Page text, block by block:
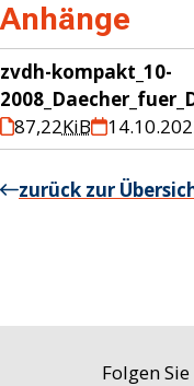
Anhänge
zvdh-kompakt_10-
87,22KiB
zurück zur
Folgen